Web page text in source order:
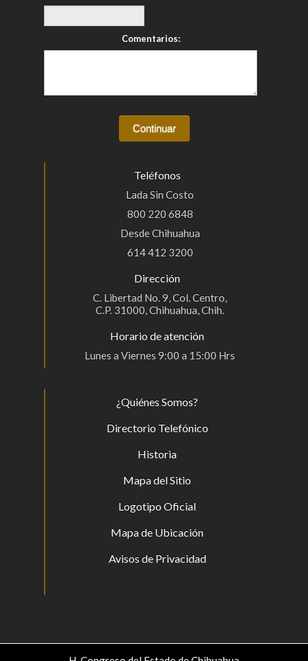
Comentarios:
Teléfonos
Lada Sin Costo
800 220 6848
Desde Chihuahua
614 412 3200
Dirección
C. Libertad No. 9, Col. Centro,
C.P. 31000, Chihuahua, Chih.
Horario de atención
Lunes a Viernes 9:00 a 15:00 Hrs
¿Quiénes Somos?
Directorio Telefónico
Historia
Mapa del Sitio
Logotipo Oficial
Mapa de Ubicación
Avisos de Privacidad